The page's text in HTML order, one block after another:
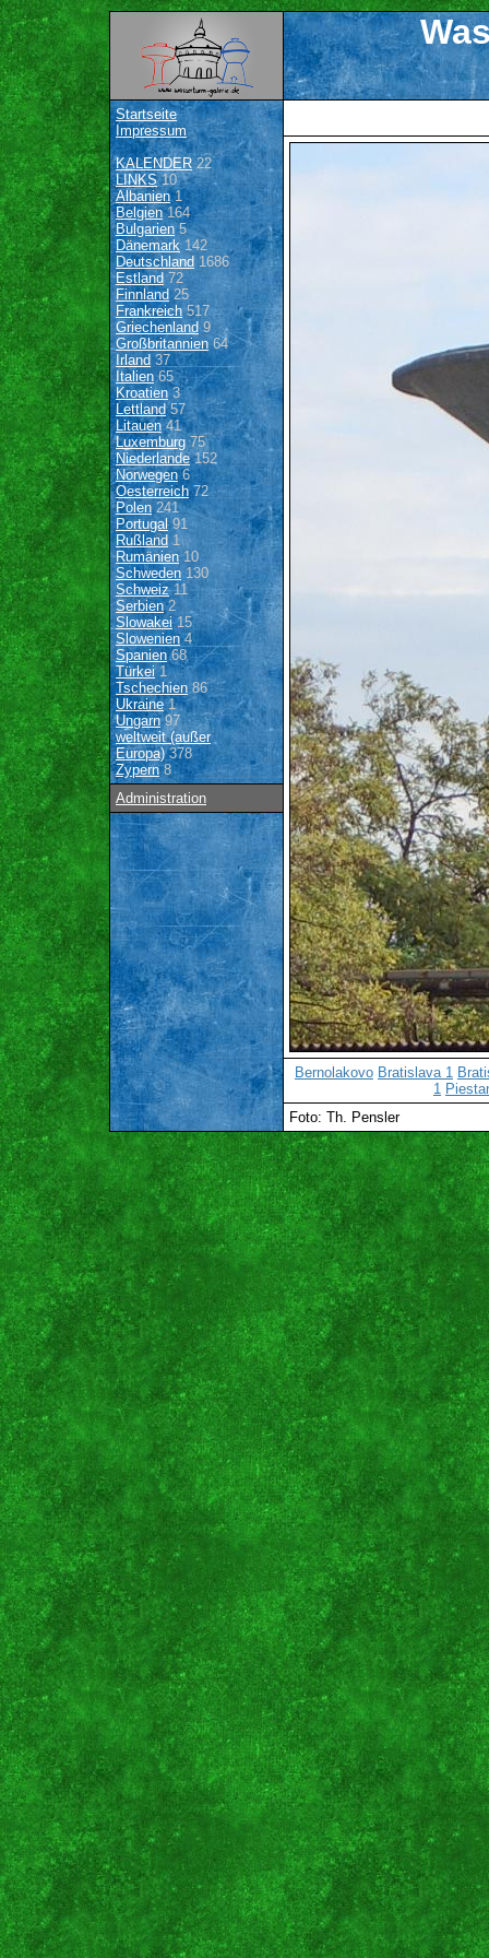
Startseite
Impressum
KALENDER22
LINKS10
Albanien1
Belgien164
Bulgarien 5
Dänemark142
Deutschland 1686
Estland 72
Finnland 25
Frankreich517
Griechenland9
Großbritannien64
Irland 37
Italien65
Kroatien3
Lettland57
Litauen41
Luxemburg 75
Niederlande152
Norwegen6
Oesterreich72
Polen 241
Portugal91
Rußland 1
Rumänien10
Schweden 130
Schweiz11
Serbien2
Slowakei15
Slowenien4
Spanien68
Türkei1
Tschechien 86
Ukraine1
Ungarn97
weltweit (außer
Europa)378
Zypern8
Administration
Bernolakovo Bratislava 1
1
Foto: Th. Pensler